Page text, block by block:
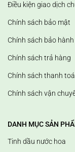
Điều kiện giao dịch
Chính sách bảo mật
Chính sách bảo hành
Chính sách trả hàng
Chính sách thanh
Chính sách vận
DANH MỤC SẢN
Tinh dầu nước hoa